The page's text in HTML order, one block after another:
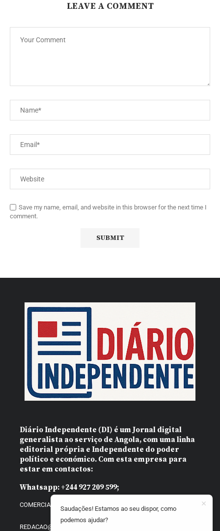
LEAVE A COMMENT
Save my name, email, and website in this browser for the next time I
comment.
Diário Independente (DI) é um Jornal digital
generalista ao serviço de Angola, com uma linha
editorial própria e Independente do poder
político e económico. Com esta empresa para
estar em contactos:
Whatsapp: +244 927 209 599;
COMERCIAL@DIARIOINDEPENDENTE.INFO
REDACAO@DIARIOINDEPENDENTE.INFO
Saudações! Estamos ao seu dispor, como
podemos ajudar?